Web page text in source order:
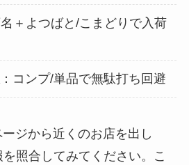
＋よつばと/こまどりで入荷
：コンプ/単品で無駄打ち回避
ジから近くのお店を出し
照合してみてください。こ